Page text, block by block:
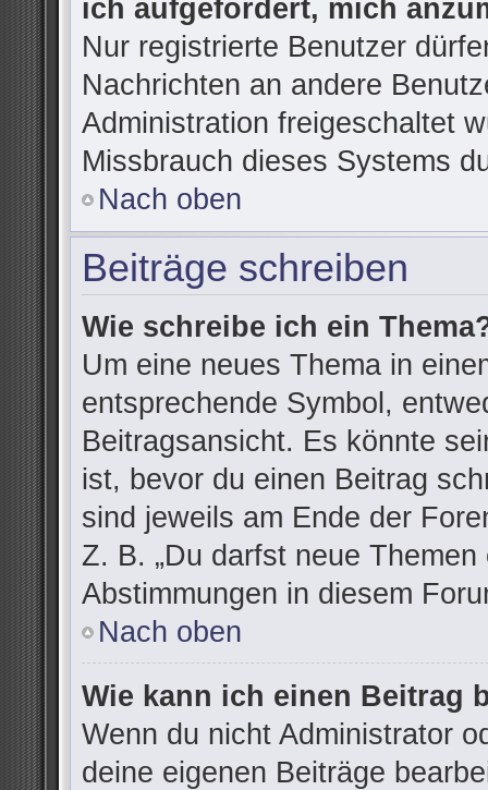
ich aufgefordert, mich
Nur registrierte Benutzer
Nachrichten an andere
Administration freigeschaltet
Missbrauch dieses Systems
Nach oben
Beiträge schreiben
Wie schreibe ich ein
Um eine neues Thema in
entsprechende Symbol,
Beitragsansicht. Es könnte
ist, bevor du einen Beitrag
sind jeweils am Ende der
Z. B. „Du darfst neue Themen
Abstimmungen in diesem
Nach oben
Wie kann ich einen Beitrag
Wenn du nicht Administrator
deine eigenen Beiträge